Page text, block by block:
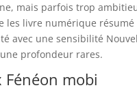
mais parfois trop
les livre numérique
avec une sensibilité
profondeur rares.
Fénéon mobi